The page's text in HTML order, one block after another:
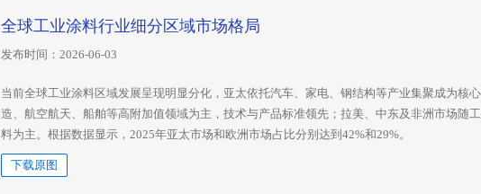
全球工业涂料行业细分区域市场格局
发布时间：2026-06-03
当前全球工业涂料区域发展呈现明显分化，亚太依托汽车、家电、钢结构等产业集聚成为核
造、航空航天、船舶等高附加值领域为主，技术与产品标准领先；拉美、中东及非洲市场随
料为主。根据数据显示，2025年亚太市场和欧洲市场占比分别达到42%和29%。
下载原图